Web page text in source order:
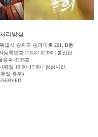
리방침
별시 송파구 송파대로 201, B동
록번호 218-87-02390 | 통신판
송파-3233호
(평일 10:00~17:00 / 점심시간
휴일 휴무)